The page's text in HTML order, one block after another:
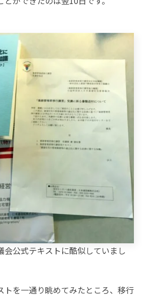
会公式テキストに酷似していまし
トを一通り眺めてみたところ、移行